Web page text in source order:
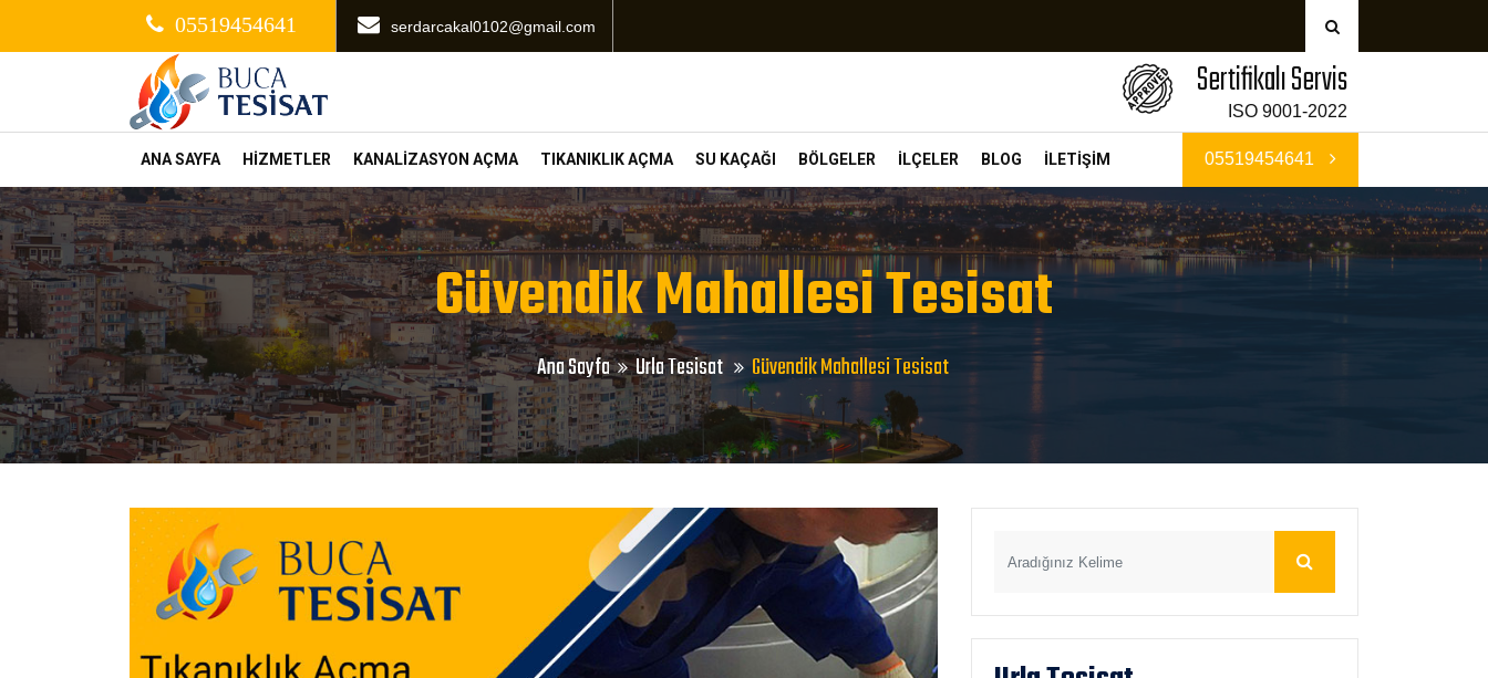
05519454641 serdarcakal0102@gmail.com
Sertifikalı Servis
ISO 9001-2022
ANA SAYFA HİZMETLER KANALİZASYON AÇMA TIKANIKLIK AÇMA SU KAÇAĞI BÖLGELER İLÇELER BLOG İLETİŞİM 05519454641
Güvendik Mahallesi Tesisat
Ana Sayfa Urla Tesisat Güvendik Mahallesi Tesisat